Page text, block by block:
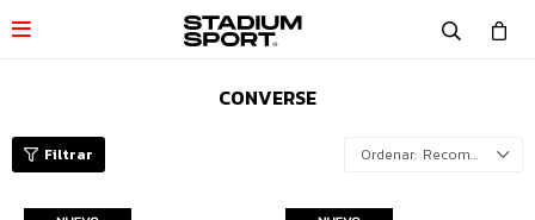

CONVERSE
Recomendados